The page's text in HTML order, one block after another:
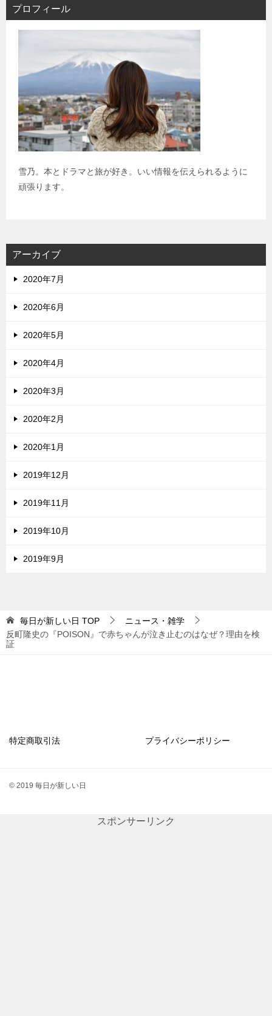
プロフィール
雪乃。本とドラマと旅が好き。いい情報を伝えられるように
頑張ります。
アーカイブ
2020年7月
2020年6月
2020年5月
2020年4月
2020年3月
2020年2月
2020年1月
2019年12月
2019年11月
2019年10月
2019年9月
毎日が新しい日 TOP
ニュース・雑学
反町隆史の『POISON』で赤ちゃんが泣き止むのはなぜ？理由を検
証
特定商取引法 プライバシーポリシー
© 2019 毎日が新しい日
スポンサーリンク